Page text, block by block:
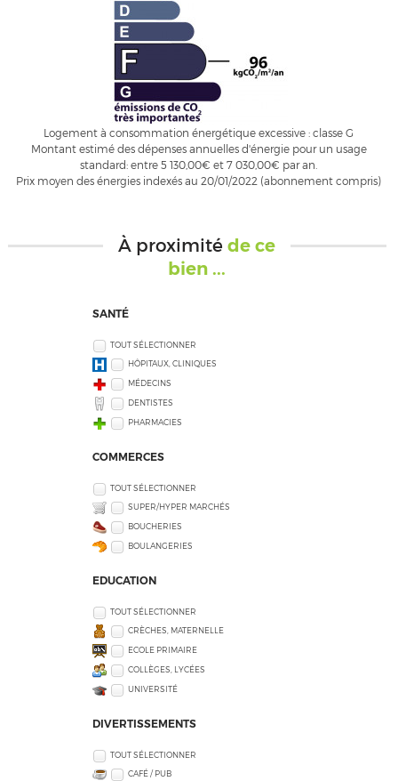
Logement à consommation énergétique excessive : classe G
Montant estimé des dépenses annuelles d'énergie pour un usage
standard: entre 5 130,00€ et 7 030,00€ par an.
Prix moyen des énergies indexés au 20/01/2022 (abonnement compris)
À proximitéde ce
bien ...
SANTÉ
TOUT SÉLECTIONNER
HÔPITAUX, CLINIQUES
MÉDECINS
DENTISTES
PHARMACIES
COMMERCES
TOUT SÉLECTIONNER
SUPER/HYPER MARCHÉS
BOUCHERIES
BOULANGERIES
EDUCATION
TOUT SÉLECTIONNER
CRÈCHES, MATERNELLE
ECOLE PRIMAIRE
COLLÈGES, LYCÉES
UNIVERSITÉ
DIVERTISSEMENTS
TOUT SÉLECTIONNER
CAFÉ / PUB